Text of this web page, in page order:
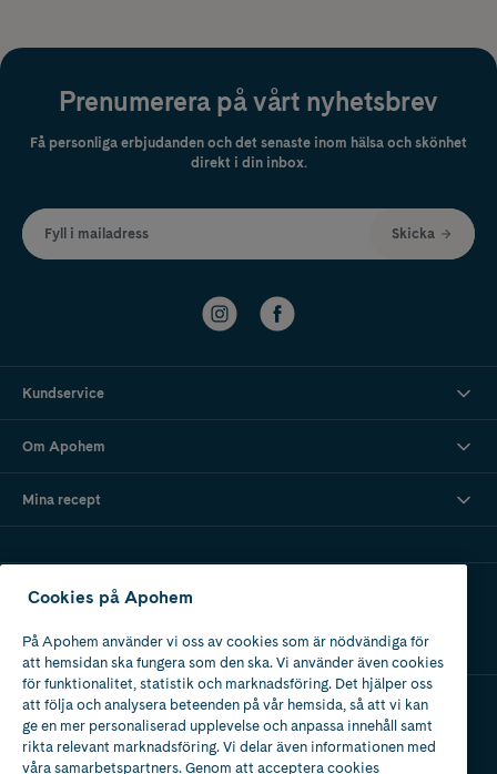
Prenumerera på vårt nyhetsbrev
Få personliga erbjudanden och det senaste inom hälsa och skönhet
direkt i din inbox.
Fyll i mailadress Skicka
Kundservice
Om Apohem
Mina recept
Ladda ner vår app
Apotek med tillstånd
av Läkemedelsverket
Cookies på Apohem
På Apohem använder vi oss av cookies som är nödvändiga för
att hemsidan ska fungera som den ska. Vi använder även cookies
för funktionalitet, statistik och marknadsföring. Det hjälper oss
att följa och analysera beteenden på vår hemsida, så att vi kan
ge en mer personaliserad upplevelse och anpassa innehåll samt
rikta relevant marknadsföring. Vi delar även informationen med
våra samarbetspartners. Genom att acceptera cookies